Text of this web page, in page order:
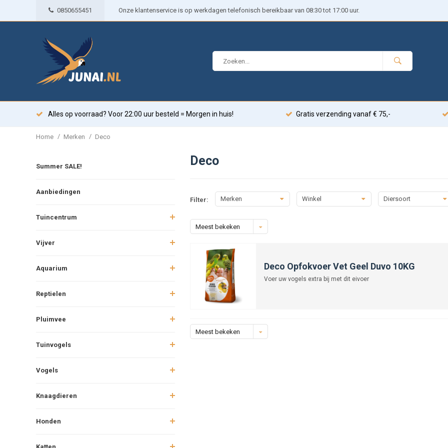
0850655451 Onze klantenservice is op werkdagen telefonisch bereikbaar van 08:30 tot 17:00 uur.
Alles op voorraad? Voor 22:00 uur besteld = Morgen in huis! Gratis verzending vanaf € 75,-
Home / Merken / Deco
Summer SALE!
Aanbiedingen
Tuincentrum
Vijver
Aquarium
Reptielen
Pluimvee
Tuinvogels
Vogels
Knaagdieren
Honden
Deco
Filter: Merken Winkel Diersoort
Meest bekeken
Deco Opfokvoer Vet Geel Duvo 10KG
Voer uw vogels extra bij met dit eivoer
Meest bekeken